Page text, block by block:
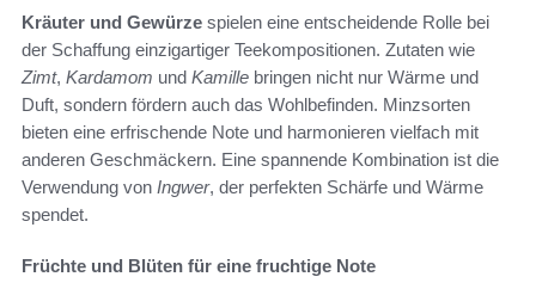
Kräuter und Gewürze spielen eine entscheidende Rolle bei
der Schaffung einzigartiger Teekompositionen. Zutaten wie
Zimt, Kardamom und Kamille bringen nicht nur Wärme und
Duft, sondern fördern auch das Wohlbefinden. Minzsorten
bieten eine erfrischende Note und harmonieren vielfach mit
anderen Geschmäckern. Eine spannende Kombination ist die
Verwendung von Ingwer, der perfekten Schärfe und Wärme
spendet.
Früchte und Blüten für eine fruchtige Note